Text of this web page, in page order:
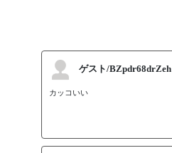
ゲスト/BZpdr68drZeh